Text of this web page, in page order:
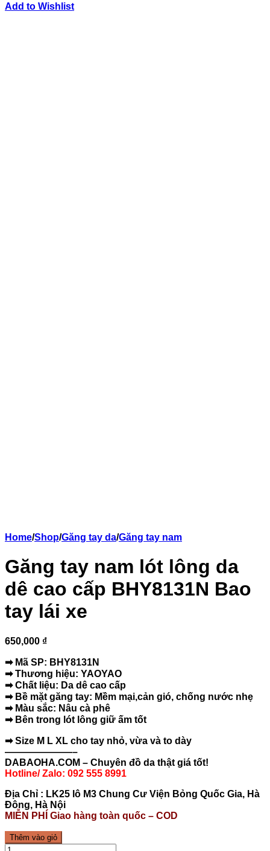
Add to Wishlist
Home/Shop/Găng tay da/Găng tay nam
Găng tay nam lót lông da
dê cao cấp BHY8131N Bao
tay lái xe
650,000 ₫
➡ Mã SP: BHY8131N
➡ Thương hiệu: YAOYAO
➡ Chất liệu: Da dê cao cấp
➡ Bề mặt găng tay: Mềm mại,cản gió, chống nước nhẹ
➡ Màu sắc: Nâu cà phê
➡ Bên trong lót lông giữ ấm tốt
➡ Size M L XL cho tay nhỏ, vừa và to dày
———————–
DABAOHA.COM – Chuyên đồ da thật giá tốt!
Hotline/ Zalo: 092 555 8991
Địa Chỉ : LK25 lô M3 Chung Cư Viện Bỏng Quốc Gia, Hà
Đông, Hà Nội
MIỄN PHÍ Giao hàng toàn quốc – COD
Thêm vào giỏ